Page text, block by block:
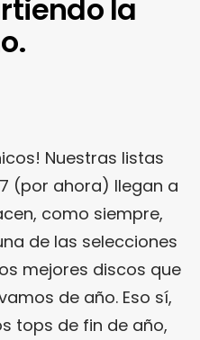
la
Nuestras listas
(por ahora) llegan a
como siempre,
de las selecciones
mejores discos que
de año. Eso sí,
tops de fin de año,